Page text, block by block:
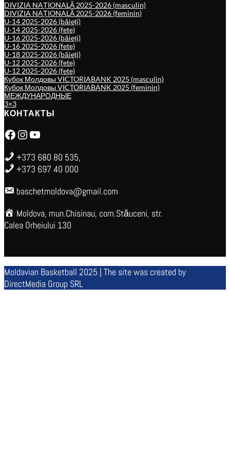
DIVIZIA NAȚIONALĂ 2025-2026 (masculin)
DIVIZIA NAȚIONALĂ 2025-2026 (feminin)
U-14 2025-2026 (băieți)
U-14 2025-2026 (fete)
U-16 2025-2026 (băieți)
U-16 2025-2026 (fete)
U-18 2025-2026 (băieți)
U-12 2025-2026 (fete)
U-12 2025-2026 (fete)
Кубок Молдовы VICTORIABANK 2025 (masculin)
Кубок Молдовы VICTORIABANK 2025 (feminin)
МЕЖДУНАРОДНЫЕ
3×3
КОНТАКТЫ
Facebook Instagram YouTube
+373 680 80 535,
+373 697 40 000
baschetmoldova@gmail.com
Moldova, mun.Chisinau, com.Stăuceni, str.
Calea Orheiului 130
Moldavian Basketball 2025 | The site was created by
DirectMedia Group SRL